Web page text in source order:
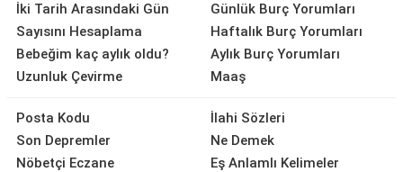
İki Tarih Arasındaki Gün
Sayısını Hesaplama
Bebeğim kaç aylık oldu?
Uzunluk Çevirme
Günlük Burç Yorumları
Haftalık Burç Yorumları
Aylık Burç Yorumları
Maaş
Posta Kodu
Son Depremler
Nöbetçi Eczane
İlahi Sözleri
Ne Demek
Eş Anlamlı Kelimeler